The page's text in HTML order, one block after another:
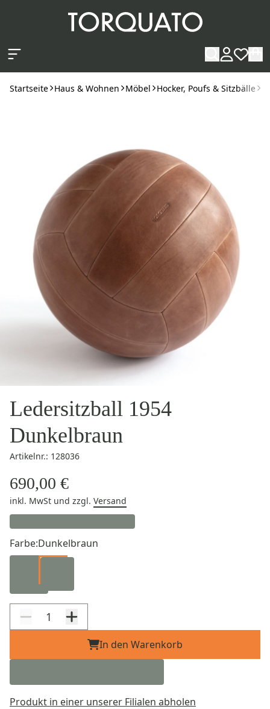
Startseite Haus & Wohnen Möbel Hocker, Poufs & Sitzbälle
Ledersitzball 1954
Dunkelbraun
Artikelnr.: 128036
690,00 €
inkl. MwSt und zzgl. Versand
Farbe:Dunkelbraun
In den Warenkorb
Produkt in einer unserer Filialen abholen